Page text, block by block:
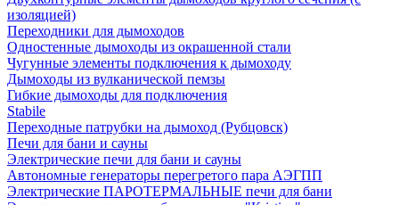
изоляцией)
Переходники для дымоходов
Одностенные дымоходы из окрашенной стали
Чугунные элементы подключения к дымоходу
Дымоходы из вулканической пемзы
Гибкие дымоходы для подключения
Stabile
Переходные патрубки на дымоход (Рубцовск)
Печи для бани и сауны
Электрические печи для бани и сауны
Автономные генераторы перегретого пара АЭГПП
Электрические ПАРОТЕРМАЛЬНЫЕ печи для бани